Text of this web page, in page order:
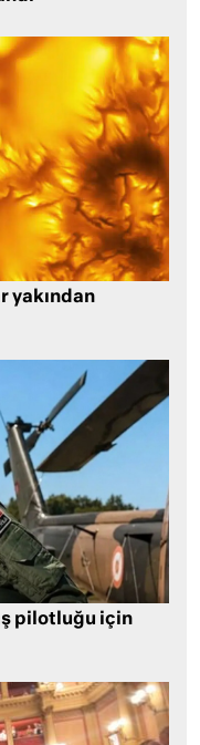
yakından
pilotluğu için